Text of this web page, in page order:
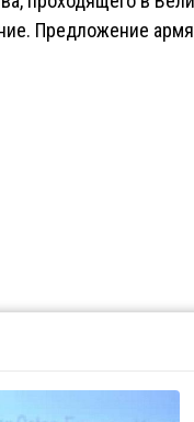
Предложение